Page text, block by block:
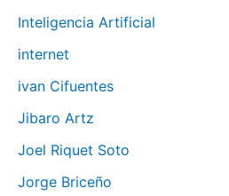
Inteligencia Artificial
internet
ivan Cifuentes
Jibaro Artz
Joel Riquet Soto
Jorge Briceño